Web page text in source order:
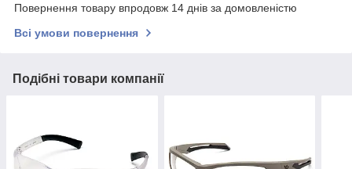
Повернення товару впродовж 14 днів за домовленістю
Всі умови повернення
Подібні товари компанії